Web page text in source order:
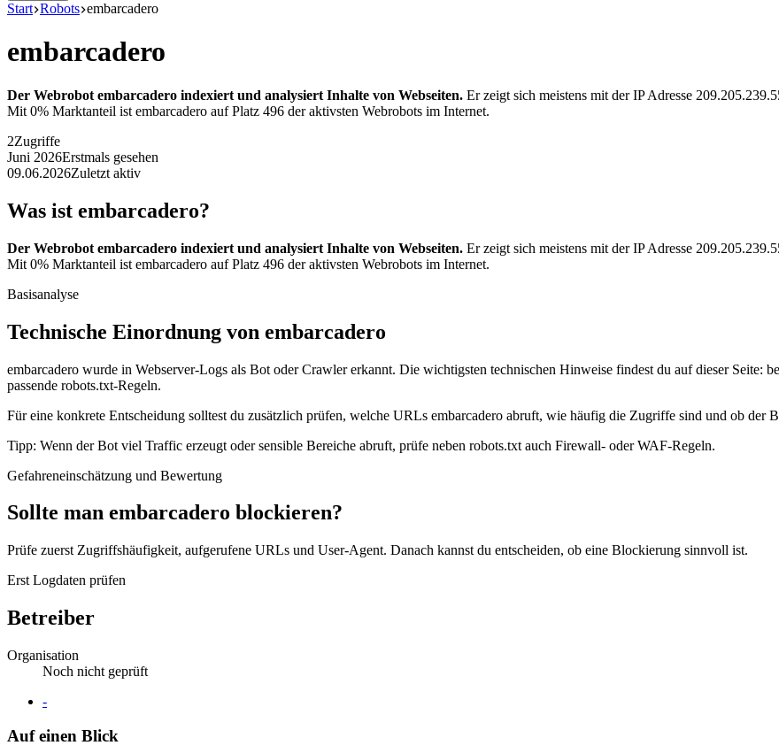
Start Robots embarcadero
embarcadero
Der Webrobot embarcadero indexiert und analysiert Inhalte von Webseiten. Er zeigt sich meistens mit der IP Adresse
Mit 0% Marktanteil ist embarcadero auf Platz 496 der aktivsten Webrobots im Internet.
2Zugriffe
Juni 2026Erstmals gesehen
09.06.2026Zuletzt aktiv
Was ist embarcadero?
Der Webrobot embarcadero indexiert und analysiert Inhalte von Webseiten. Er zeigt sich meistens mit der IP Adresse
Mit 0% Marktanteil ist embarcadero auf Platz 496 der aktivsten Webrobots im Internet.
Basisanalyse
Technische Einordnung von embarcadero
embarcadero wurde in Webserver-Logs als Bot oder Crawler erkannt. Die wichtigsten technischen Hinweise findest du auf dieser Seite:
passende robots.txt-Regeln.
Für eine konkrete Entscheidung solltest du zusätzlich prüfen, welche URLs embarcadero abruft, wie häufig die Zugriffe sind und ob der
Tipp: Wenn der Bot viel Traffic erzeugt oder sensible Bereiche abruft, prüfe neben robots.txt auch Firewall- oder WAF-Regeln.
Gefahreneinschätzung und Bewertung
Sollte man embarcadero blockieren?
Prüfe zuerst Zugriffshäufigkeit, aufgerufene URLs und User-Agent. Danach kannst du entscheiden, ob eine Blockierung sinnvoll ist.
Erst Logdaten prüfen
Betreiber
Organisation
Noch nicht geprüft
Website
-
Auf einen Blick